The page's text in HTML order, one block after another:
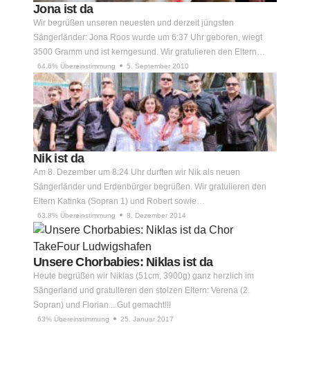
Jona ist da
Wir begrüßen unseren neuesten und derzeit jüngsten
Sängerländer: Jona Roos wurde um 6:37 Uhr geboren, wiegt
3500 Gramm und ist kerngesund. Wir gratulieren den Eltern…
64.6% Übereinstimmung 5. September 2010
Nik ist da
Am 8. Dezember um 8:24 Uhr durften wir Nik als neuen
Sängerländer und Erdenbürger begrüßen. Wir gratulieren den
Eltern Katinka (Sopran 1) und Robert sowie…
63.8% Übereinstimmung 8. Dezember 2014
Unsere Chorbabies: Niklas ist da
Heute begrüßen wir Niklas (51cm, 3900g) ganz herzlich im
Sängerland und gratulieren den stolzen Eltern: Verena (2.
Sopran) und Florian... Gut gemacht!!!
63% Übereinstimmung 25. Januar 2017